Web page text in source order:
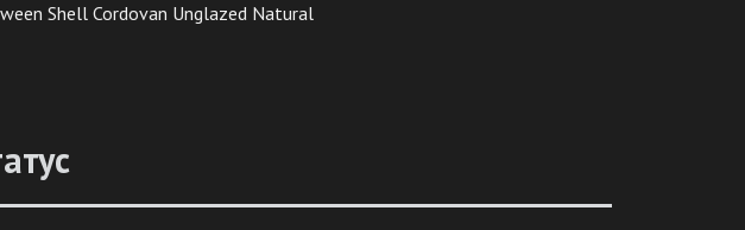
Shell Cordovan Unglazed Natural